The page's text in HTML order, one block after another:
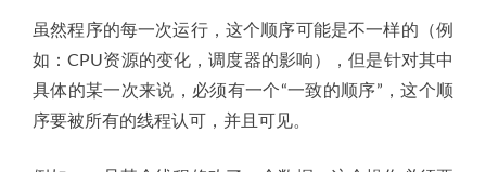
虽然程序的每一次运行，这个顺序可能是不一样的（例
如：CPU资源的变化，调度器的影响），但是针对其中
具体的某一次来说，必须有一个“一致的顺序”，这个顺
序要被所有的线程认可，并且可见。